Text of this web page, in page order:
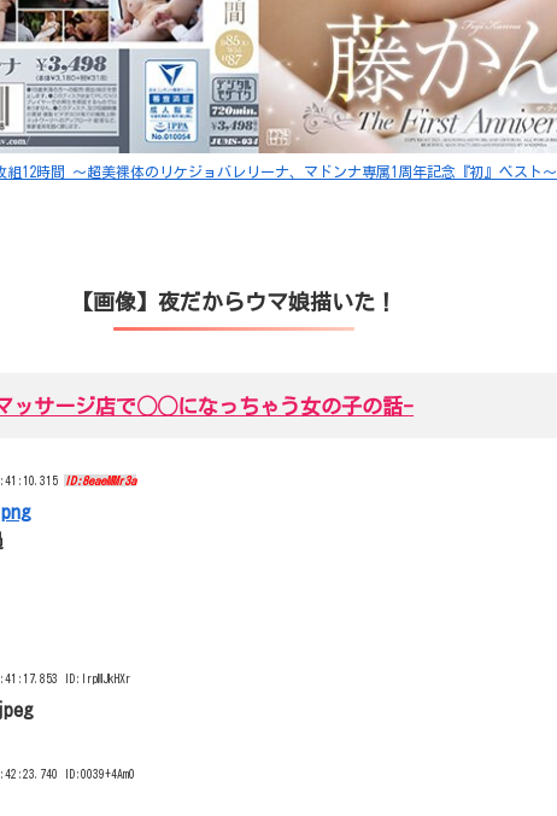
時間 ～超美裸体のリケジョバレリーナ、マドンナ専属1周年記念『初』ベスト～
【画像】夜だからウマ娘描いた！
ッサージ店で◯◯になっちゃう女の子の話-
ID:8eaeMMr3a
ID:lrpMJkHXr
ID:0039+4Am0